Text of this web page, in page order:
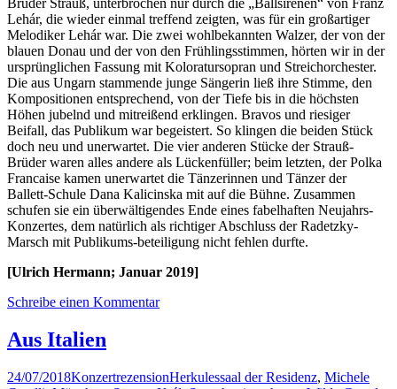
Brüder Strauß, unterbrochen nur durch die „Ballsirenen“ von Franz
Lehár, die wieder einmal treffend zeigten, was für ein großartiger
Melodiker Lehár war. Die zwei wohlbekannten Walzer, der von der
blauen Donau und der von den Frühlingsstimmen, hörten wir in der
ursprünglichen Fassung mit Koloratursopran und Streichorchester.
Die aus Ungarn stammende junge Sängerin ließ ihre Stimme, den
Kompositionen entsprechend, von der Tiefe bis in die höchsten
Höhen jubelnd und mitreißend erklingen. Bravos und riesiger
Beifall, das Publikum war begeistert. So klingen die beiden Stück
doch neu und unerwartet. Die vier anderen Stücke der Strauß-
Brüder waren alles andere als Lückenfüller; beim letzten, der Polka
Francaise kamen unerwartet die Tänzerinnen und Tänzer der
Ballett-Schule Dana Kalicinska mit auf die Bühne. Zusammen
schufen sie ein überwältigendes Ende eines fabelhaften Neujahrs-
Konzertes, dem natürlich als richtiger Abschluss der Radetzky-
Marsch mit Publikums-beteiligung nicht fehlen durfte.
[Ulrich Hermann; Januar 2019]
Schreibe einen Kommentar
Aus Italien
24/07/2018KonzertrezensionHerkulessaal der Residenz, Michele